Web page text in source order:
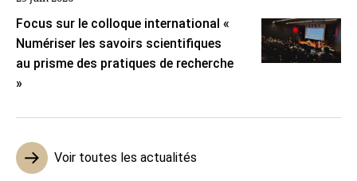
Voir toutes les actualités
Focus sur le colloque international «
Numériser les savoirs scientifiques
au prisme des pratiques de recherche
»